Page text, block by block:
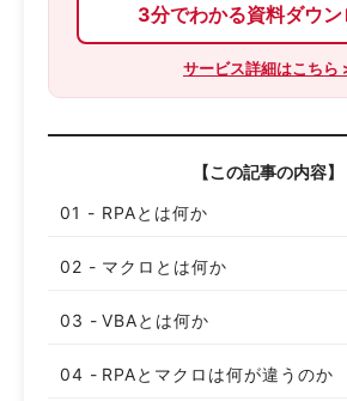
3分でわかる資料ダウン
サービス詳細はこちら
【この記事の内容】
RPAとは何か
マクロとは何か
VBAとは何か
RPAとマクロは何が違うのか